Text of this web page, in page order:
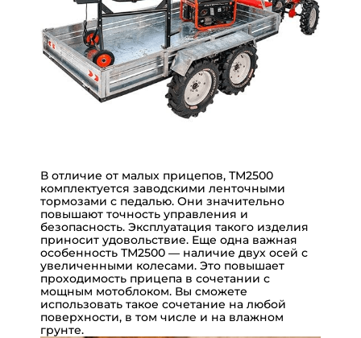
В отличие от малых прицепов, ТМ2500
комплектуется заводскими ленточными
тормозами с педалью. Они значительно
повышают точность управления и
безопасность. Эксплуатация такого изделия
приносит удовольствие. Еще одна важная
особенность ТМ2500 — наличие двух осей с
увеличенными колесами. Это повышает
проходимость прицепа в сочетании с
мощным мотоблоком. Вы сможете
использовать такое сочетание на любой
поверхности, в том числе и на влажном
грунте.